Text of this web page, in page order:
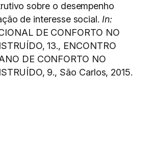
sobre o desempenho
de interesse social. In:
DE CONFORTO NO
13., ENCONTRO
DE CONFORTO NO
9., São Carlos, 2015.